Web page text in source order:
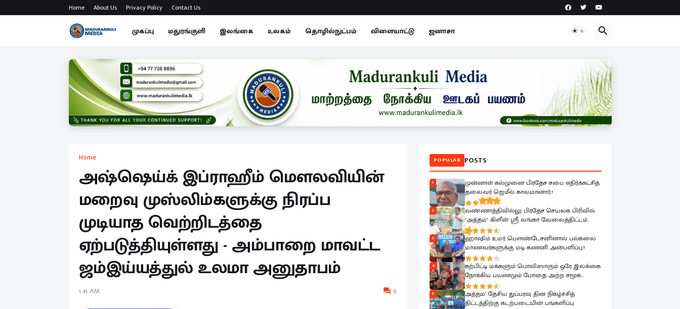
Home About Us Privacy Policy Contact Us
முகப்பு மதுரங்குளி இலங்கை உலகம் தொழில்நுட்பம் விளையாட்டு ஜனாசா
Home
அஷ்ஷெய்க் இப்ராஹீம் மௌலவியின்
மறைவு முஸ்லிம்களுக்கு நிரப்ப
முடியாத வெற்றிடத்தை
ஏற்படுத்தியுள்ளது - அம்பாறை மாவட்ட
ஜம்இய்யத்துல் உலமா அனுதாபம்
1:41 AM 0
POPULAR POSTS
1
முன்னாள் கல்முனை பிரதேச சபை எதிர்க்கட்சித்
தலைவர் ஜெமீல் காலமானார்.!
2
வண்ணாத்திவில்லு பிரதேச செயலக பிரிவில்
"அத்தம" கிளீன் ஸ்ரீ லங்கா வேலைத்திட்டம்.
3
ஹாஷிம் உமர் பௌண்டேசனினால் பல்கலை
மாணவர்களுக்கு மடி கணனி அன்பளிப்பு.!
4
கற்பிட்டி மக்களும் பொலிஸாரும் ஒரே இலக்கை
நோக்கிய பயணமும் போதை அற்ற சமூக
உருவாக்கமும்
5
அத்தம’ தேசிய துப்பரவு தின நிகழ்ச்சித்
திட்டத்திற்கு கடற்படையின் பங்களிப்பு